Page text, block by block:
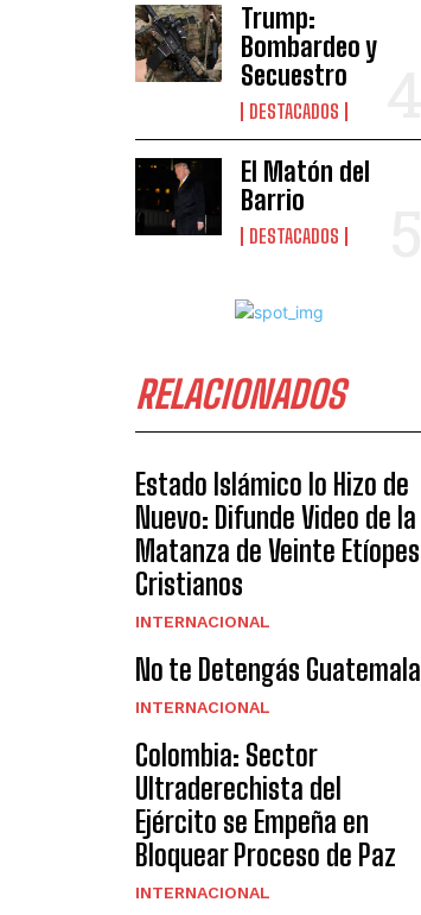
Trump:
Bombardeo y
Secuestro
DESTACADOS
El Matón del
Barrio
DESTACADOS
RELACIONADOS
Estado Islámico lo Hizo de
Nuevo: Difunde Video de la
Matanza de Veinte Etíopes
Cristianos
INTERNACIONAL
No te Detengás Guatemala
INTERNACIONAL
Colombia: Sector
Ultraderechista del
Ejército se Empeña en
Bloquear Proceso de Paz
INTERNACIONAL